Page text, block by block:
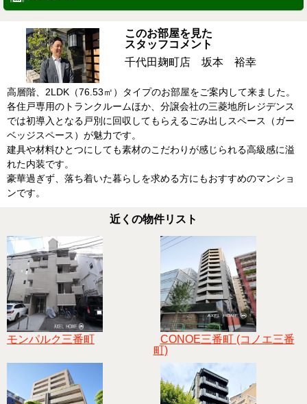
このお部屋を見た
スタッフコメント
千代田麹町店 坂本 裕幸
高層階、2LDK（76.53㎡）タイプのお部屋をご案内して来ました。
各住戸専用のトランクルームほか、分譲会社の三菱地所レジデンス
では初導入となる戸別に回収してもらえるごみ出しスペース（ガー
ベッジスペース）が魅力です。
建具や材料ひとつにしても素材のこだわりが感じられる高級感に溢
れた内装です。
豪華過ぎず、落ち着いた暮らしを求める方にもおすすめのマンショ
ンです。
近くの物件リスト
モンパルク三番町
CONOE三番町 (コノエ三番
町)